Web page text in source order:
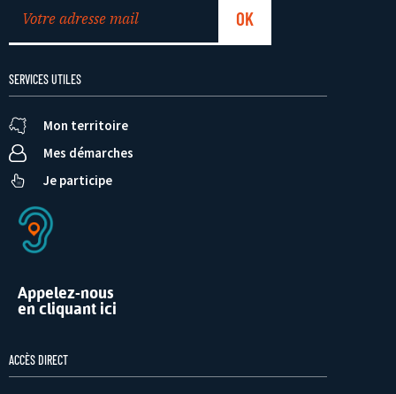
SERVICES UTILES
Mon territoire
Mes démarches
Je participe
Appelez-nous
en cliquant ici
ACCÈS DIRECT